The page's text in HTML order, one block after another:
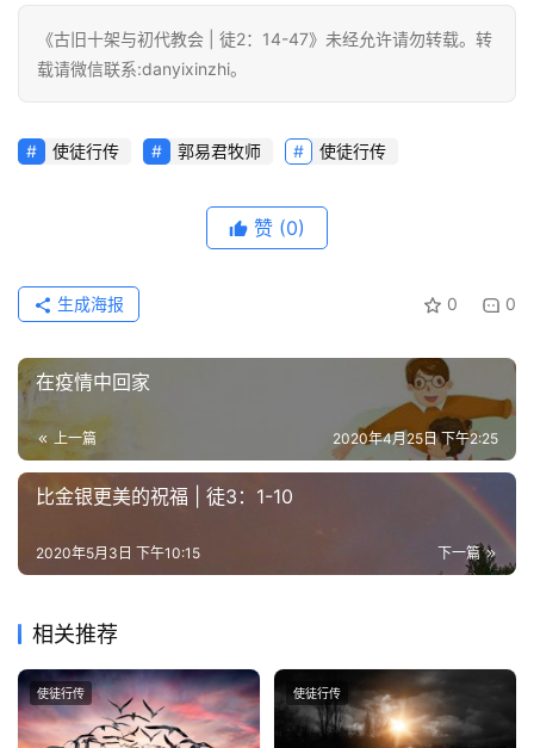
日
赞
美
敬
拜
神
学
研
按
卷
查
《古旧十架与初代教会 | 徒2：14-47》未经允许请勿转载。转
载请微信联系:danyixinzhi。
使徒行传 郭易君牧师 使徒行传
赞 (0)
0 0
生成海报
在疫情中回家
上一篇 2020年4月25日 下午2:25
比金银更美的祝福 | 徒3：1-10
下一篇
2020年5月3日 下午10:15
相关推荐
使徒行传 使徒行传